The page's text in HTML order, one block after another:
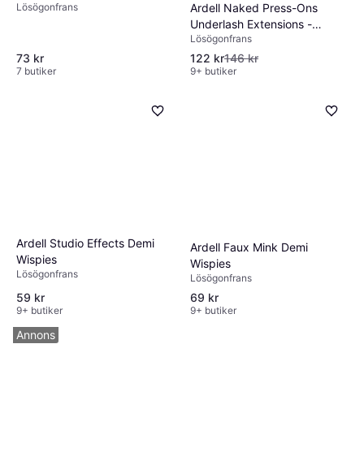
Lösögonfrans
73 kr
7 butiker
Ardell Naked Press-Ons
Underlash Extensions -
Natural
Lösögonfrans
122 kr146 kr
9+ butiker
Ardell Studio Effects Demi
Wispies
Lösögonfrans
59 kr
9+ butiker
Ardell Faux Mink Demi
Wispies
Lösögonfrans
69 kr
9+ butiker
Annons